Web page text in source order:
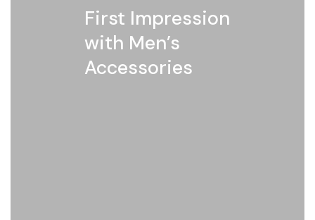
First Impression
with Men’s
Accessories